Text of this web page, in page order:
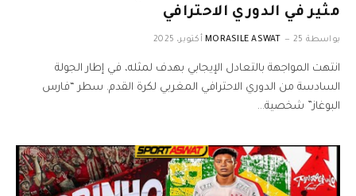
مثير في الدوري الاحترافي
بواسطة MORASILE ASWAT 25 أكتوبر، 2025
انتهت المواجهة بالتعادل الإيجابي بهدف لمثله، في إطار الجولة
السادسة من الدوري الاحترافي المغربي لكرة القدم. سطر “فارس
البوغاز” شخصية…